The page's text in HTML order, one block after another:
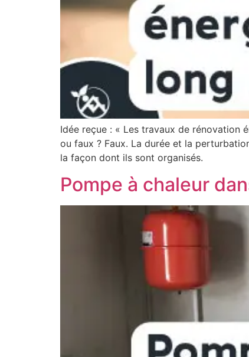
Idée reçue : « Les travaux de rénovation
ou faux ? Faux. La durée et la
la façon dont ils sont organisés.
Pompe à chaleur